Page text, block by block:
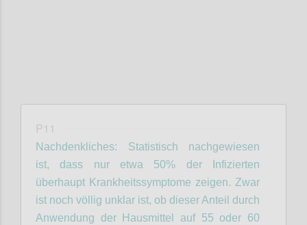
P11
Nachdenkliches: Statistisch nachgewiesen
ist, dass nur etwa 50% der Infizierten
überhaupt Krankheitssymptome zeigen. Zwar
ist noch völlig unklar ist, ob dieser Anteil durch
Anwendung der Hausmittel auf 55 oder 60